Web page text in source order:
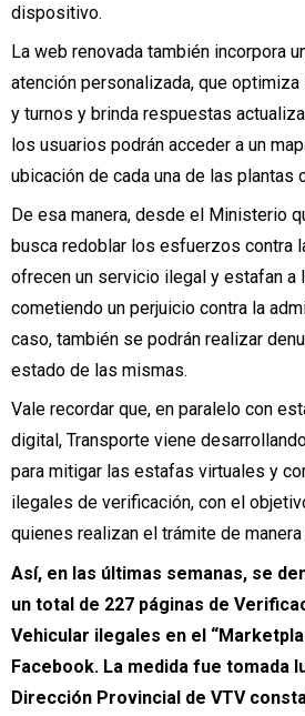
dispositivo.
La web renovada también incorpora
atención personalizada, que
y turnos y brinda respuestas
los usuarios podrán acceder a un
ubicación de cada una de las plantas
De esa manera, desde el Ministerio
busca redoblar los esfuerzos contra
ofrecen un servicio ilegal y estafan a
cometiendo un perjuicio contra la
caso, también se podrán realizar
estado de las mismas.
Vale recordar que, en paralelo con
digital, Transporte viene
para mitigar las estafas virtuales y
ilegales de verificación, con el
quienes realizan el trámite de
Así, en las últimas semanas, se
un total de 227 páginas de
Vehicular ilegales en el
Facebook. La medida fue tomada
Dirección Provincial de VTV